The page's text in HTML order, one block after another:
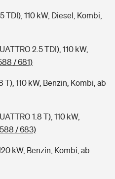
TDI), 110 kW, Diesel, Kombi,
2.5 TDI), 110 kW,
/ 681)
T), 110 kW, Benzin, Kombi, ab
1.8 T), 110 kW,
/ 683)
kW, Benzin, Kombi, ab